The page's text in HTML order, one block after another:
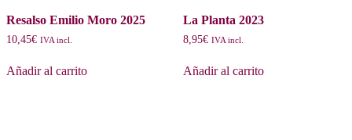
Resalso Emilio Moro 2025
10,45€ IVA incl.
Añadir al carrito
La Planta 2023
8,95€ IVA incl.
Añadir al carrito